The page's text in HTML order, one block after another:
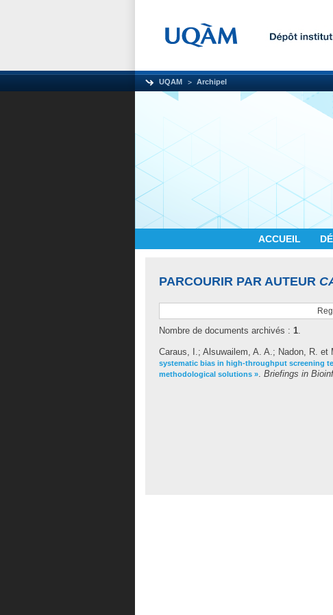
UQAM Archipel
ACCUEIL
PARCOURIR PAR AUTEUR
Nombre de documents archivés : 1.
Caraus, I.; Alsuwailem, A. A.; Nadon, R. et
systematic bias in high-throughput screening
methodological solutions ». Briefings in